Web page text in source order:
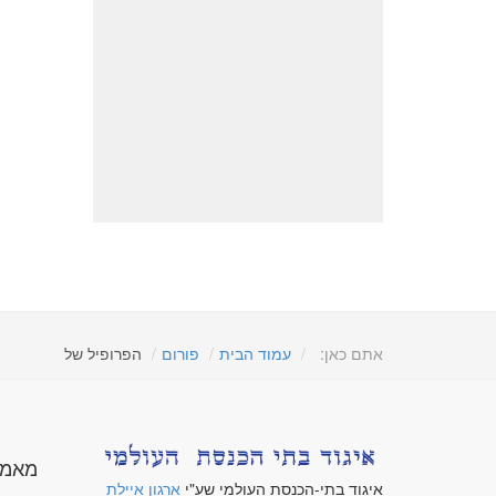
אתם כאן: עמוד הבית פורום הפרופיל של
איגוד בתי-הכנסת העולמי שע"י ארגון איילת